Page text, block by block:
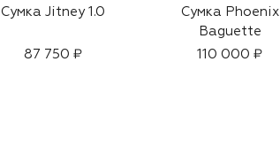
Сумка Jitney 1.0
87 750 ₽
Сумка Phoenix
Baguette
110 000 ₽